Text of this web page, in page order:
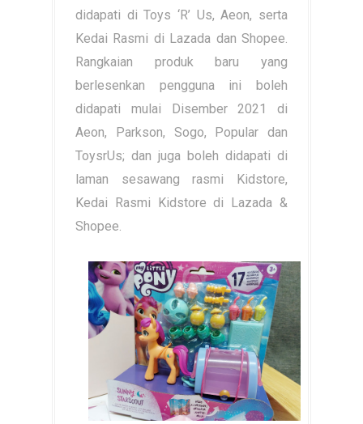
didapati di Toys ‘R’ Us, Aeon, serta
Kedai Rasmi di Lazada dan Shopee.
Rangkaian produk baru yang
berlesenkan pengguna ini boleh
didapati mulai Disember 2021 di
Aeon, Parkson, Sogo, Popular dan
ToysrUs; dan juga boleh didapati di
laman sesawang rasmi Kidstore,
Kedai Rasmi Kidstore di Lazada &
Shopee.